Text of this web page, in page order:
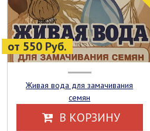
от 550 Руб.
Живая вода для замачивания
семян
В КОРЗИНУ